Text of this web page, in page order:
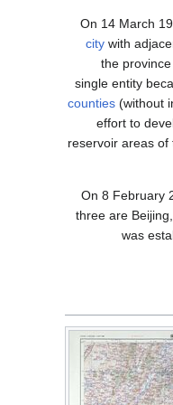
On 14 March
city with
the
single entity
counties (without
effort to
reservoir areas
On 8 February
three are
was